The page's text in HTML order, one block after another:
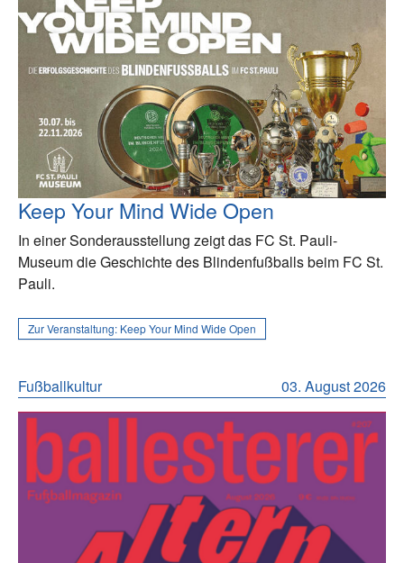
Keep Your Mind Wide Open
In einer Sonderausstellung zeigt das FC St. Pauli-
Museum die Geschichte des Blindenfußballs beim FC St.
Pauli.
Zur Veranstaltung: Keep Your Mind Wide Open
03. August 2026
Fußballkultur